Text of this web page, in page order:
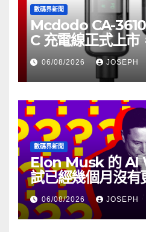
數碼界新聞
Mcdodo CA-
C 充電線正式上市
06/08/2026 JOSEPH
數碼界新聞
Elon Musk 的 AI
試已經幾個月沒有
06/08/2026 JOSEPH